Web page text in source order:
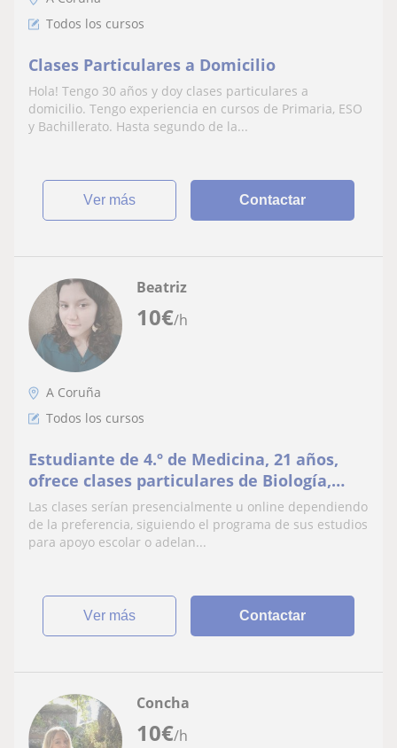
Todos los cursos
Clases Particulares a Domicilio
Hola! Tengo 30 años y doy clases particulares a
domicilio. Tengo experiencia en cursos de Primaria, ESO
y Bachillerato. Hasta segundo de la...
ver más Contactar
10€/h
Beatriz
A Coruña
Todos los cursos
Estudiante de 4.º de Medicina, 21 años,
ofrece clases particulares de Biología,
Química e Inglés para alumnos de ESO y
Bachiller
Las clases serían presencialmente u online dependiendo
de la preferencia, siguiendo el programa de sus estudios
para apoyo escolar o adelan...
ver más Contactar
10€/h
Concha